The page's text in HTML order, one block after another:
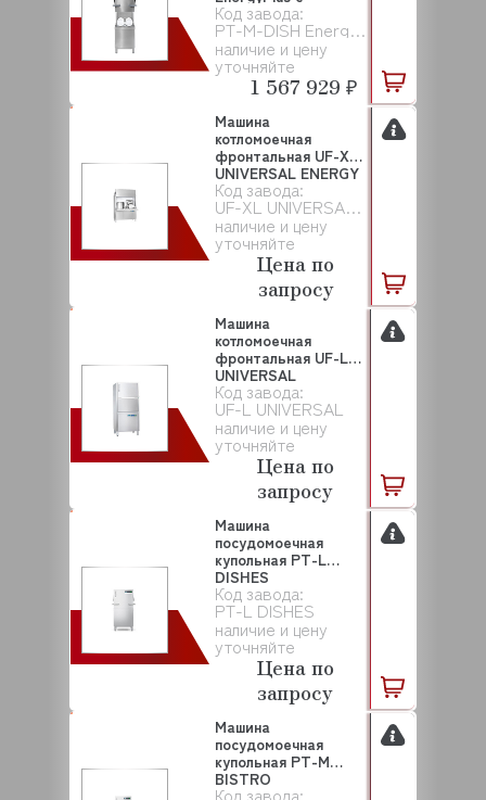
Код завода:
PT-M-DISH EnergyPlus
наличие и цену
уточняйте
дозаторами ...
1 567 929 ₽
Код завода:
UF-XL UNIVERSAL ENERGY
наличие и цену
уточняйте
Машина
котломоечная
фронтальная UF-XL
UNIVERSAL ENERGY
WINTERHALT...
Цена по
запросу
Код завода:
UF-L UNIVERSAL
наличие и цену
уточняйте
Машина
котломоечная
фронтальная UF-L
UNIVERSAL
WINTERHALTER
Цена по
запросу
Код завода:
PT-L DISHES
наличие и цену
уточняйте
Машина
посудомоечная
купольная PT-L
DISHES
WINTERHALTER
Цена по
запросу
Код завода:
Машина
посудомоечная
купольная PT-M
BISTRO
WINTERHALTER